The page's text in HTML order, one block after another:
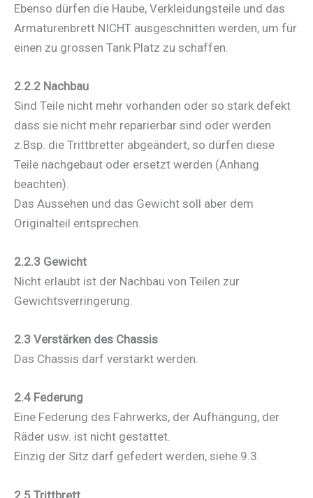
Ebenso dürfen die Haube, Verkleidungsteile und das
Armaturenbrett NICHT ausgeschnitten werden, um für
einen zu grossen Tank Platz zu schaffen.
2.2.2 Nachbau
Sind Teile nicht mehr vorhanden oder so stark defekt
dass sie nicht mehr reparierbar sind oder werden
z.Bsp. die Trittbretter abgeändert, so dürfen diese
Teile nachgebaut oder ersetzt werden (Anhang
beachten).
Das Aussehen und das Gewicht soll aber dem
Originalteil entsprechen.
2.2.3 Gewicht
Nicht erlaubt ist der Nachbau von Teilen zur
Gewichtsverringerung.
2.3 Verstärken des Chassis
Das Chassis darf verstärkt werden.
2.4 Federung
Eine Federung des Fahrwerks, der Aufhängung, der
Räder usw. ist nicht gestattet.
Einzig der Sitz darf gefedert werden, siehe 9.3.
2.5 Trittbrett